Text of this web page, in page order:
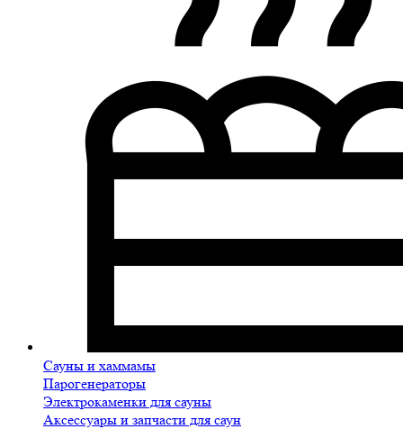
Сауны и хаммамы
Парогенераторы
Электрокаменки для сауны
Аксессуары и запчасти для саун